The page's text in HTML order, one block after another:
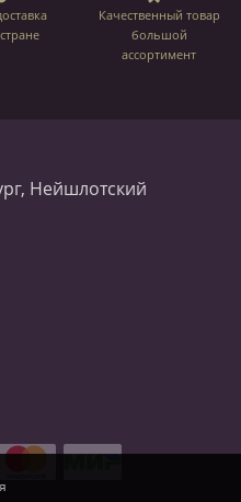
Качественный товар
большой
ассортимент
Нейшлотский